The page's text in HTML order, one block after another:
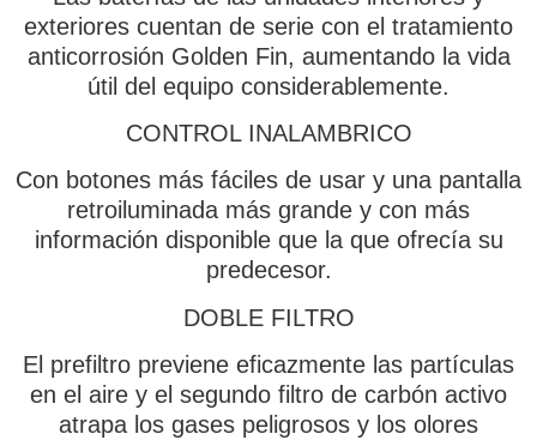
exteriores cuentan de serie con el tratamiento
anticorrosión Golden Fin, aumentando la vida
útil del equipo considerablemente.
CONTROL INALAMBRICO
Con botones más fáciles de usar y una pantalla
retroiluminada más grande y con más
información disponible que la que ofrecía su
predecesor.
DOBLE FILTRO
El prefiltro previene eficazmente las partículas
en el aire y el segundo filtro de carbón activo
atrapa los gases peligrosos y los olores